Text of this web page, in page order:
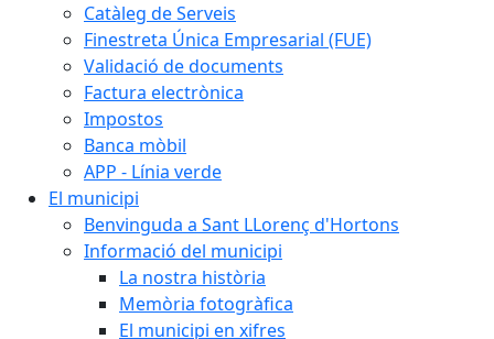
Catàleg de Serveis
Finestreta Única Empresarial (FUE)
Validació de documents
Factura electrònica
Impostos
Banca mòbil
APP - Línia verde
El municipi
Benvinguda a Sant LLorenç d'Hortons
Informació del municipi
La nostra història
Memòria fotogràfica
El municipi en xifres